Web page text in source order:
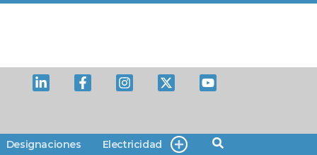
Designaciones Electricidad